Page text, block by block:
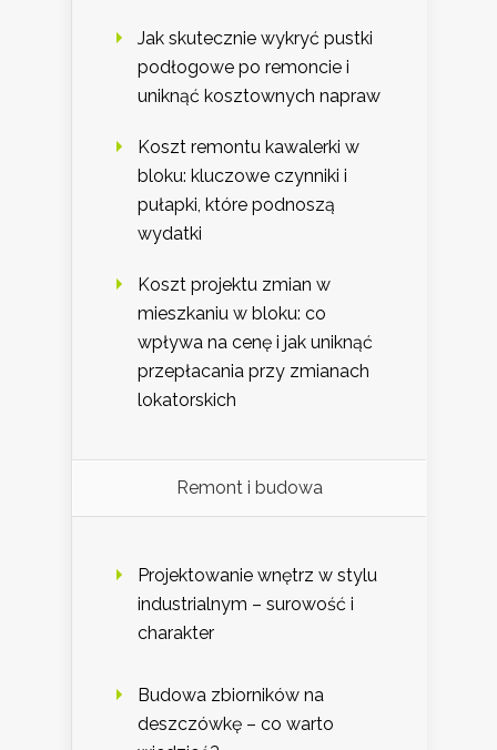
Jak skutecznie wykryć pustki
podłogowe po remoncie i
uniknąć kosztownych napraw
Koszt remontu kawalerki w
bloku: kluczowe czynniki i
pułapki, które podnoszą
wydatki
Koszt projektu zmian w
mieszkaniu w bloku: co
wpływa na cenę i jak uniknąć
przepłacania przy zmianach
lokatorskich
Remont i budowa
Projektowanie wnętrz w stylu
industrialnym – surowość i
charakter
Budowa zbiorników na
deszczówkę – co warto